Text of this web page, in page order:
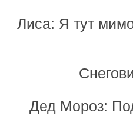
Лиса: Я тут
Дед Мороз: